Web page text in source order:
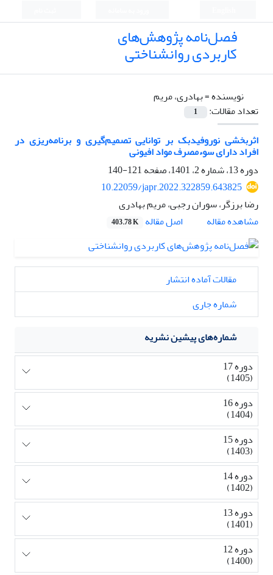
فصل‌نامه پژوهش‌های
کاربردی روانشناختی
نویسنده =بهادری، مریم
تعداد مقالات:
1
اثربخشی نوروفیدبک بر توانایی تصمیم‌گیری و برنامه‌ریزی در
افراد دارای سوء‌مصرف مواد افیونی
دوره 13، شماره 2، 1401، صفحه
121-140
10.22059/japr.2022.322859.643825
رضا برزگر، سوران رجبی، مریم بهادری
مشاهده مقاله
اصل مقاله 403.78 K
مقالات آماده انتشار
شماره جاری
شماره‌های پیشین نشریه
دوره 17
(1405)
دوره 16
(1404)
دوره 15
(1403)
دوره 14
(1402)
دوره 13
(1401)
دوره 12
(1400)